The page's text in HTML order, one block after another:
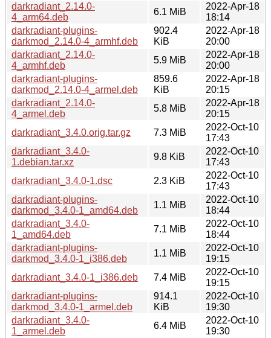
darkradiant_2.14.0-
4_arm64.deb
6.1 MiB
2022-Apr-18
18:14
darkradiant-plugins-
darkmod_2.14.0-4_armhf.deb
902.4
KiB
2022-Apr-18
20:00
darkradiant_2.14.0-
4_armhf.deb
5.9 MiB
2022-Apr-18
20:00
darkradiant-plugins-
darkmod_2.14.0-4_armel.deb
859.6
KiB
2022-Apr-18
20:15
darkradiant_2.14.0-
4_armel.deb
5.8 MiB
2022-Apr-18
20:15
darkradiant_3.4.0.orig.tar.gz
7.3 MiB
2022-Oct-10
17:43
darkradiant_3.4.0-
1.debian.tar.xz
9.8 KiB
2022-Oct-10
17:43
darkradiant_3.4.0-1.dsc
2.3 KiB
2022-Oct-10
17:43
darkradiant-plugins-
darkmod_3.4.0-1_amd64.deb
1.1 MiB
2022-Oct-10
18:44
darkradiant_3.4.0-
1_amd64.deb
7.1 MiB
2022-Oct-10
18:44
darkradiant-plugins-
darkmod_3.4.0-1_i386.deb
1.1 MiB
2022-Oct-10
19:15
darkradiant_3.4.0-1_i386.deb
7.4 MiB
2022-Oct-10
19:15
darkradiant-plugins-
darkmod_3.4.0-1_armel.deb
914.1
KiB
2022-Oct-10
19:30
darkradiant_3.4.0-
1_armel.deb
6.4 MiB
2022-Oct-10
19:30